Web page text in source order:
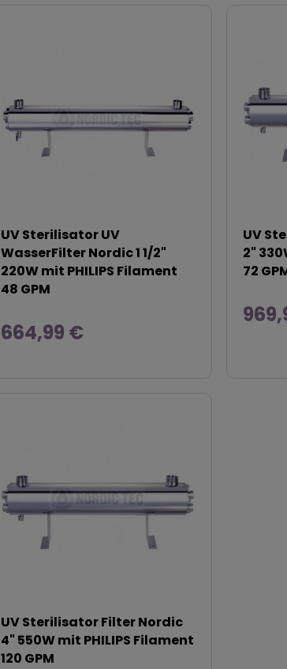
UV Sterilisator UV
WasserFilter Nordic 1 1/2"
220W mit PHILIPS Filament
48 GPM
664,99 €
UV
2"
72
UV Sterilisator Filter Nordic
4" 550W mit PHILIPS Filament
120 GPM